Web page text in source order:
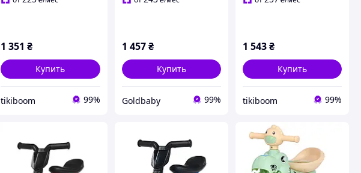
1 351 ₴
Купить
tikiboom 99%
1 457 ₴
Купить
Goldbaby 99%
1 543₴
Купить
tikiboom 99%